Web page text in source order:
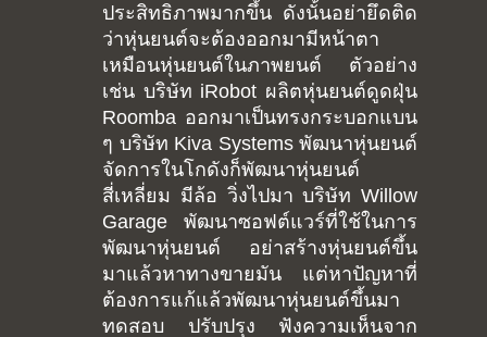
ประสิทธิภาพมากขึ้น ดังนั้นอย่ายึดติด
ว่าหุ่นยนต์จะต้องออกมามีหน้าตา
เหมือนหุ่นยนต์ในภาพยนต์ ตัวอย่าง
เช่น บริษัท iRobot ผลิตหุ่นยนต์ดูดฝุ่น
Roomba ออกมาเป็นทรงกระบอกแบน
ๆ บริษัท Kiva Systems พัฒนาหุ่นยนต์
จัดการในโกดังก็พัฒนาหุ่นยนต์
สี่เหลี่ยม มีล้อ วิ่งไปมา บริษัท Willow
Garage พัฒนาซอฟต์แวร์ที่ใช้ในการ
พัฒนาหุ่นยนต์ อย่าสร้างหุ่นยนต์ขึ้น
มาแล้วหาทางขายมัน แต่หาปัญหาที่
ต้องการแก้แล้วพัฒนาหุ่นยนต์ขึ้นมา
ทดสอบ ปรับปรุง ฟังความเห็นจาก